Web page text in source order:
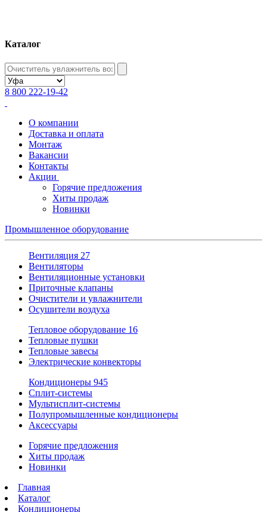
Каталог
8 800 222-19-42
О компании
Доставка и оплата
Монтаж
Вакансии
Контакты
Акции
Горячие предложения
Хиты продаж
Новинки
Промышленное оборудование
Вентиляция 27
Вентиляторы
Вентиляционные установки
Приточные клапаны
Очистители и увлажнители
Осушители воздуха
Тепловое оборудование 16
Тепловые пушки
Тепловые завесы
Электрические конвекторы
Кондиционеры 945
Сплит-системы
Мультисплит-системы
Полупромышленные кондиционеры
Аксессуары
Горячие предложения
Хиты продаж
Новинки
Главная
Каталог
Кондиционеры